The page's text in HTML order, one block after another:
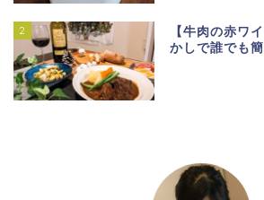
2
【牛肉の赤ワ
かしで誰でも